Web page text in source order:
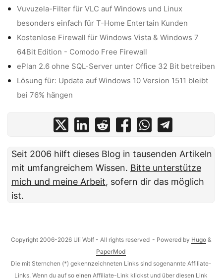
Vuvuzela-Filter für VLC auf Windows und Linux
besonders einfach für T-Home Entertain Kunden
Kostenlose Firewall für Windows Vista & Windows 7
64Bit Edition - Comodo Free Firewall
ePlan 2.6 ohne SQL-Server unter Office 32 Bit betreiben
Lösung für: Update auf Windows 10 Version 1511 bleibt
bei 76% hängen
Seit 2006 hilft dieses Blog in tausenden Artikeln
mit umfangreichem Wissen. Bitte unterstütze
mich und meine Arbeit, sofern dir das möglich
ist.
Copyright 2006-2026 Uli Wolf - All rights reserved - Powered by Hugo &
PaperMod
Die mit Sternchen (*) gekennzeichneten Links sind sogenannte Affiliate-
Links. Wenn du auf so einen Affiliate-Link klickst und über diesen Link